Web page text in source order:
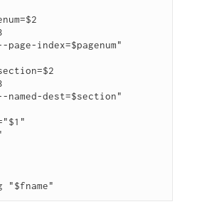
index=$pagenum"
dest=$section"
"$fname"